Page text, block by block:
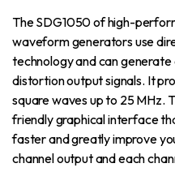
The SDG1050 of high-
waveform generators use
technology and can
distortion output signals. It
square waves up to 25 MHz.
friendly graphical interface
faster and greatly improve
channel output and each